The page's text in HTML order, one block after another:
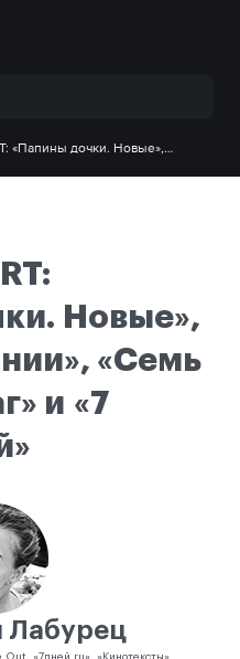
«Папины дочки. Новые»,
Новые»,
«Семь
и «7
Лабурец
Out, «7дней.ru», «Кинотексты»